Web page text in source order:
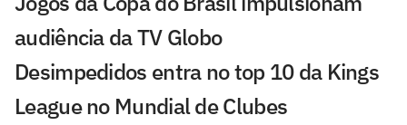
audiência da TV Globo
Desimpedidos entra no top 10 da Kings
League no Mundial de Clubes